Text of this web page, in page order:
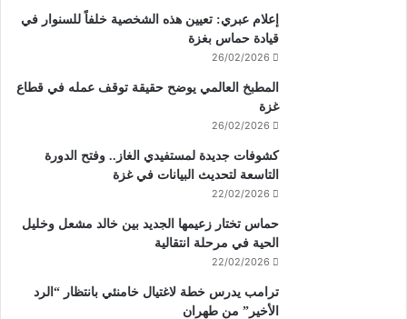
إعلام عبري: تعيين هذه الشخصية خلفاً للسنوار في
قيادة حماس بغزة
26/02/2026
المطبخ العالمي يوضح حقيقة توقف عمله في قطاع
غزة
26/02/2026
كشوفات جديدة لمستفيدي الغاز.. وفتح الدورة
التاسعة لتحديث البيانات في غزة
22/02/2026
حماس تختار زعيمها الجديد بين خالد مشعل وخليل
الحية في مرحلة انتقالية
22/02/2026
ترامب يدرس خطة لاغتيال خامنئي بانتظار “الرد
الأخير” من طهران